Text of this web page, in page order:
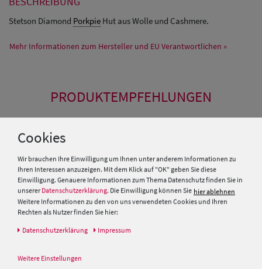
Stetson Diamond Porkpie Hut aus Wolle und Cashmere.
Mehr Informationen zum Hersteller und EU Verantwortlichen »
PRODUKTEMPFEHLUNGEN
Cookies
Wir brauchen Ihre Einwilligung um Ihnen unter anderem Informationen zu
Ihren Interessen anzuzeigen. Mit dem Klick auf "OK" geben Sie diese
Einwilligung. Genauere Informationen zum Thema Datenschutz finden Sie in
unserer Datenschutzerklärung. Die Einwilligung können Sie hier ablehnen
Weitere Informationen zu den von uns verwendeten Cookies und Ihren
Rechten als Nutzer finden Sie hier:
Daten­schutz­erklärung Impressum
Weitere Einstellungen